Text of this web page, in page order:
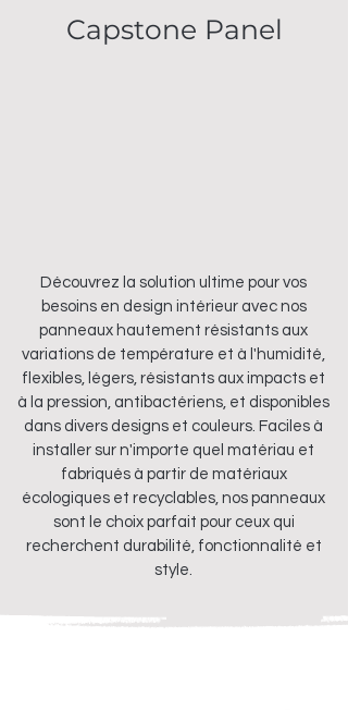
Capstone Panel
Découvrez la solution ultime pour vos
besoins en design intérieur avec nos
panneaux hautement résistants aux
variations de température et à l'humidité,
flexibles, légers, résistants aux impacts et
à la pression, antibactériens, et disponibles
dans divers designs et couleurs. Faciles à
installer sur n'importe quel matériau et
fabriqués à partir de matériaux
écologiques et recyclables, nos panneaux
sont le choix parfait pour ceux qui
recherchent durabilité, fonctionnalité et
style.